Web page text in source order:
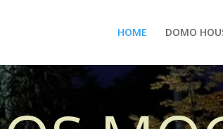
HOME DOMO